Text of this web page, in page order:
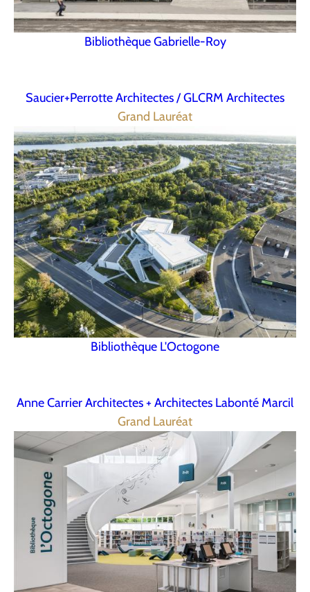
Bibliothèque Gabrielle-Roy
Saucier+Perrotte Architectes / GLCRM Architectes
Grand Lauréat
Bibliothèque L'Octogone
Anne Carrier Architectes + Architectes Labonté Marcil
Grand Lauréat